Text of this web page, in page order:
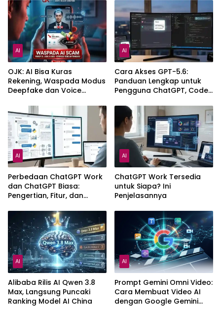
AI
OJK: AI Bisa Kuras
Rekening, Waspada Modus
Deepfake dan Voice
AI
Cara Akses GPT-5.6:
Panduan Lengkap untuk
Pengguna ChatGPT, Codex,
AI
Perbedaan ChatGPT Work
dan ChatGPT Biasa:
Pengertian, Fitur, dan
AI
ChatGPT Work Tersedia
untuk Siapa? Ini
Penjelasannya
AI
Alibaba Rilis AI Qwen 3.8
Max, Langsung Puncaki
Ranking Model AI China
AI
Prompt Gemini Omni Video:
Cara Membuat Video AI
dengan Google Gemini